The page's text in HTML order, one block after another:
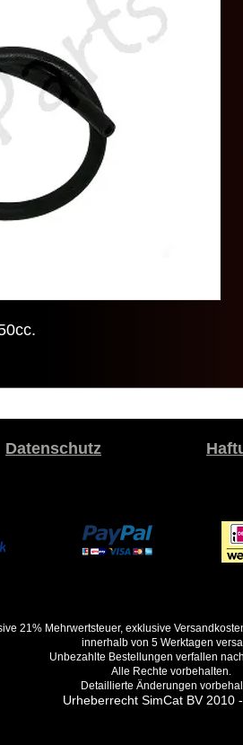
Datenschutz
21% Mehrwertsteuer, exklusive
innerhalb von 5 Werktagen
Unbezahlte Bestellungen verfallen
Alle Rechte vorbehalten.
Detaillierte Änderungen
Urheberrecht SimCat BV 2010